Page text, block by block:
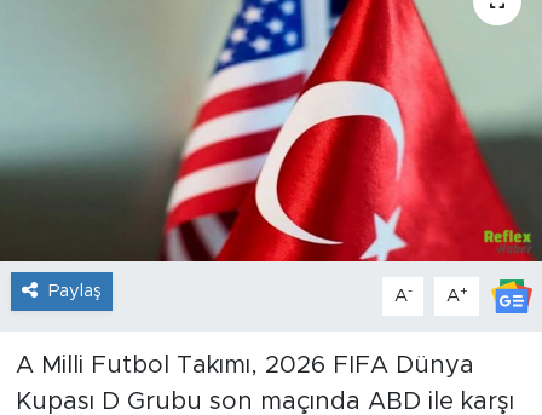
Paylaş A- A+
A Milli Futbol Takımı, 2026 FIFA Dünya
Kupası D Grubu son maçında ABD ile karşı